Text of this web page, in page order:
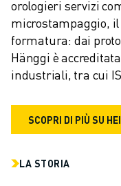
orologieri servizi
microstampaggio, il
formatura: dai
Hänggi è
industriali, tra cui
SCOPRI DI PIÙ SU
LA STORIA